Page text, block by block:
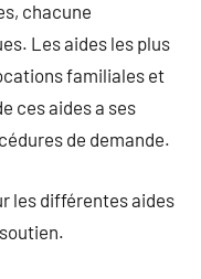
chacune
Les aides les plus
familiales et
ces aides a ses
de demande.
les différentes aides